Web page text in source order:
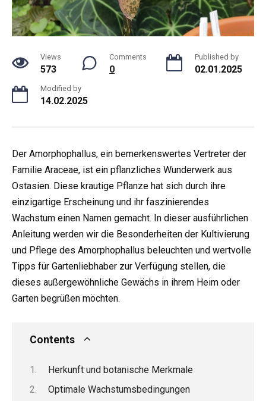
Views
573
Comments
0
Published by
02.01.2025
Modified by
14.02.2025
Der Amorphophallus, ein bemerkenswertes Vertreter der
Familie Araceae, ist ein pflanzliches Wunderwerk aus
Ostasien. Diese krautige Pflanze hat sich durch ihre
einzigartige Erscheinung und ihr faszinierendes
Wachstum einen Namen gemacht. In dieser ausführlichen
Anleitung werden wir die Besonderheiten der Kultivierung
und Pflege des Amorphophallus beleuchten und wertvolle
Tipps für Gartenliebhaber zur Verfügung stellen, die
dieses außergewöhnliche Gewächs in ihrem Heim oder
Garten begrüßen möchten.
Contents
Herkunft und botanische Merkmale
Optimale Wachstumsbedingungen